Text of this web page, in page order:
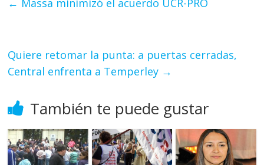
Quiere retomar la punta: a puertas cerradas,
Central enfrenta a Temperley →
También te puede gustar